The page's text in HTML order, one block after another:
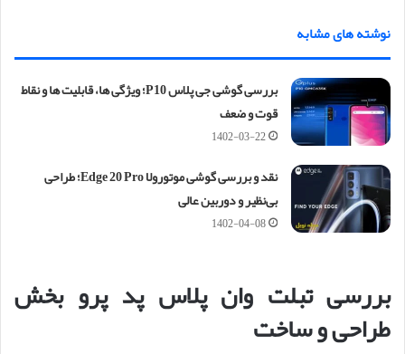
نوشته های مشابه
بررسی گوشی جی پلاس P10؛ ویژگی ها، قابلیت ها و نقاط
قوت و ضعف
1402-03-22
نقد و بررسی گوشی موتورولا Edge 20 Pro؛ طراحی
بی‌نظیر و دوربین عالی
1402-04-08
بررسی تبلت وان پلاس پد پرو بخش
طراحی و ساخت